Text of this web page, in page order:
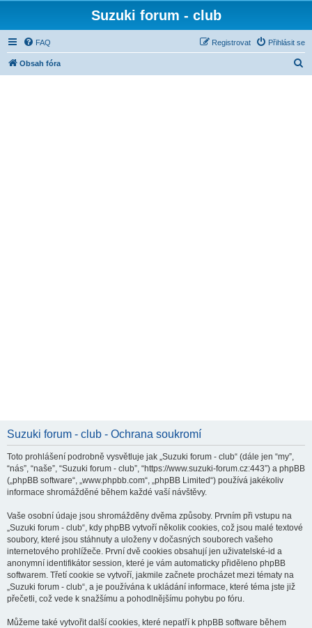
Suzuki forum - club
FAQ Přihlásit se
Registrovat
Obsah fóra
Suzuki forum - club - Ochrana soukromí
Toto prohlášení podrobně vysvětluje jak „Suzuki forum - club“ (dále jen “my”,
“nás”, “naše”, “Suzuki forum - club”, “https://www.suzuki-forum.cz:443”) a phpBB
(„phpBB software“, „www.phpbb.com“, „phpBB Limited“) používá jakékoliv
informace shromážděné během každé vaší návštěvy.
Vaše osobní údaje jsou shromážděny dvěma způsoby. Prvním při vstupu na
„Suzuki forum - club“, kdy phpBB vytvoří několik cookies, což jsou malé textové
soubory, které jsou stáhnuty a uloženy v dočasných souborech vašeho
internetového prohlížeče. První dvě cookies obsahují jen uživatelské-id a
anonymní identifikátor session, které je vám automaticky přiděleno phpBB
softwarem. Třetí cookie se vytvoří, jakmile začnete procházet mezi tématy na
„Suzuki forum - club“, a je používána k ukládání informace, které téma jste již
přečetli, což vede k snažšímu a pohodlnějšímu pohybu po fóru.
Můžeme také vytvořit další cookies, které nepatří k phpBB software během